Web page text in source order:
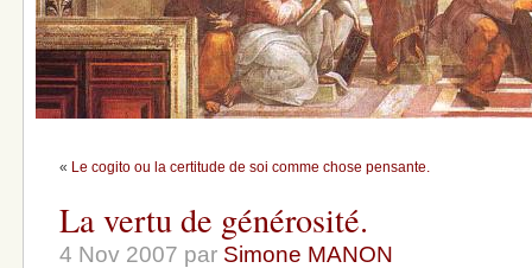
« Le cogito ou la certitude de soi comme chose pensante.
La vertu de générosité.
4 Nov 2007 par Simone MANON